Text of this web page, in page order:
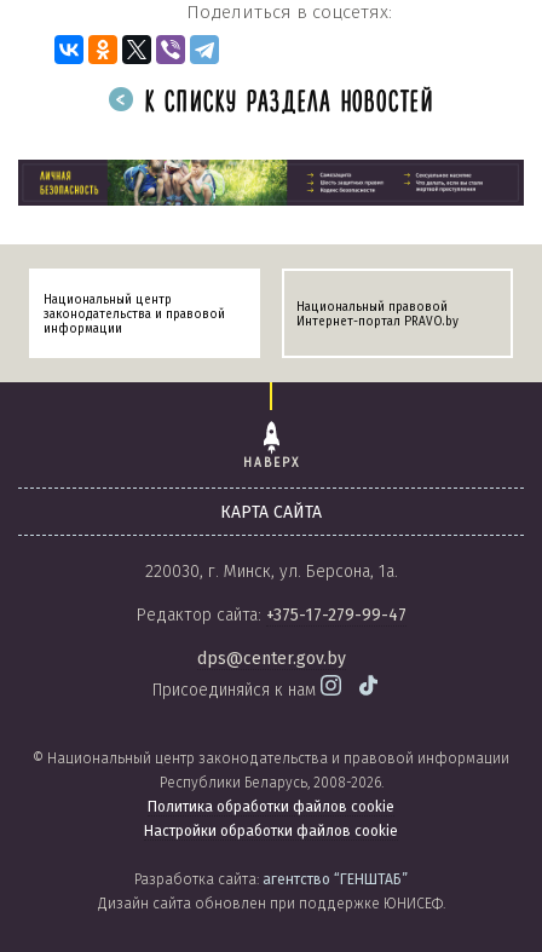
Поделиться в соцсетях:
К СПИСКУ РАЗДЕЛА НОВОСТЕЙ
Национальный центр
законодательства и правовой
информации
Национальный правовой
Интернет-портал PRAVO.by
НАВЕРХ
КАРТА САЙТА
220030, г. Минск, ул. Берсона, 1а.
Редактор сайта: +375-17-279-99-47
dps@center.gov.by
Присоединяйся к нам
© Национальный центр законодательства и правовой информации
Республики Беларусь, 2008-2026.
Политика обработки файлов cookie
Настройки обработки файлов cookie
Разработка сайта: агентство “ГЕНШТАБ”
Дизайн сайта обновлен при поддержке ЮНИСЕФ.